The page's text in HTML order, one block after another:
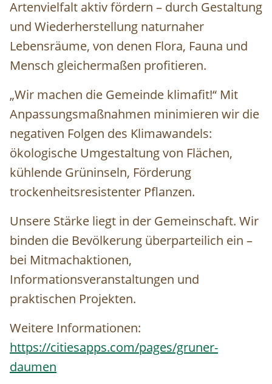
Artenvielfalt aktiv fördern – durch Gestaltung
und Wiederherstellung naturnaher
Lebensräume, von denen Flora, Fauna und
Mensch gleichermaßen profitieren.
„Wir machen die Gemeinde klimafit!“ Mit
Anpassungsmaßnahmen minimieren wir die
negativen Folgen des Klimawandels:
ökologische Umgestaltung von Flächen,
kühlende Grüninseln, Förderung
trockenheitsresistenter Pflanzen.
Unsere Stärke liegt in der Gemeinschaft. Wir
binden die Bevölkerung überparteilich ein –
bei Mitmachaktionen,
Informationsveranstaltungen und
praktischen Projekten.
Weitere Informationen:
https://citiesapps.com/pages/gruner-
daumen